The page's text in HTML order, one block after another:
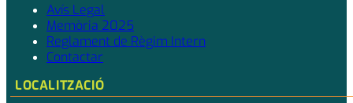
Avís Legal
Memòria 2025
Reglament de Règim Intern
Contactar
LOCALITZACIÓ